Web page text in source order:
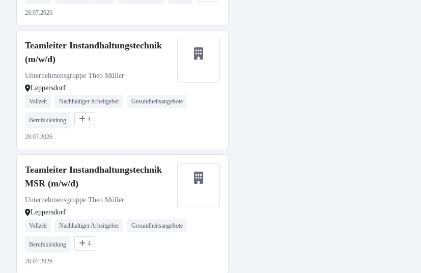
28.07.2026
Teamleiter Instandhaltungstechnik
(m/w/d)
Unternehmensgruppe Theo Müller
Leppersdorf
Vollzeit Nachhaltiger Arbeitgeber Gesundheitsangebote
Berufskleidung 4
28.07.2026
Teamleiter Instandhaltungstechnik
MSR (m/w/d)
Unternehmensgruppe Theo Müller
Leppersdorf
Vollzeit Nachhaltiger Arbeitgeber Gesundheitsangebote
Berufskleidung 4
28.07.2026